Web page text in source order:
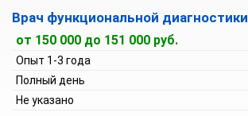
Профессии
Работодателю
По умолчанию
Зарплата по возрастанию
Зарплата по убыванию
Врач функциональной диагностики
от 150 000 до 151 000 руб.
Опыт 1-3 года
Полный день
Не указано